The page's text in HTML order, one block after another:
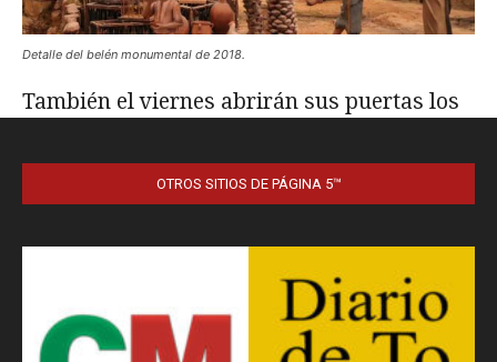
OTROS SITIOS DE PÁGINA 5™